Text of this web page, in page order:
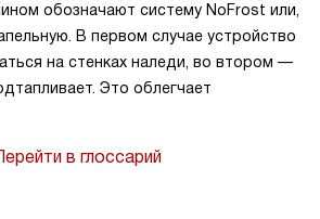
обозначают систему NoFrost или,
В первом случае устройство
на стенках наледи, во втором —
Это облегчает
в глоссарий